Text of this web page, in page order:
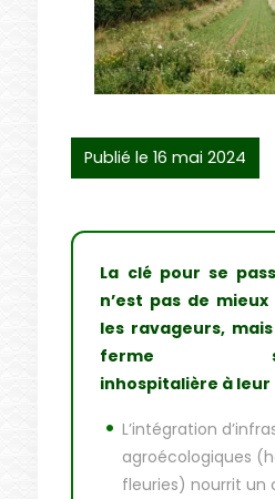
Publié le 16 mai 2024
La clé pour se
n’est pas de
les ravageurs,
ferme
inhospitalière à
L’intégration
agroécologiques
fleuries) nourrit un